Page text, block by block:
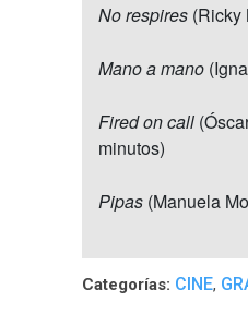
No respires (Ricky
Mano a mano
Fired on call
minutos)
Pipas (Manuela
Categorías: CINE,